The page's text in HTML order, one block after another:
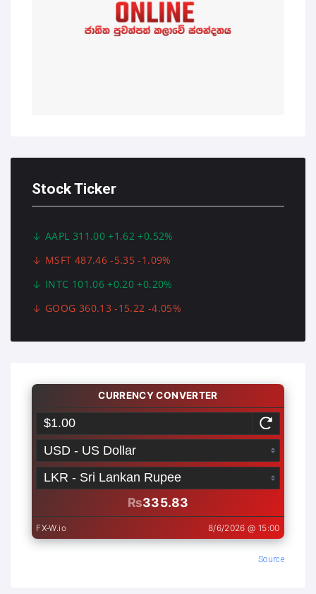
Stock Ticker
AAPL 311.00 +1.62 +0.52%
MSFT 487.46 -5.35 -1.09%
INTC 101.06 +0.20 +0.20%
GOOG 360.13 -15.22 -4.05%
Source